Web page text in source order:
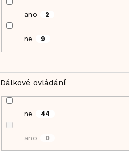
ano 2
ne 9
Dálkové ovládání
ne 44
ano 0